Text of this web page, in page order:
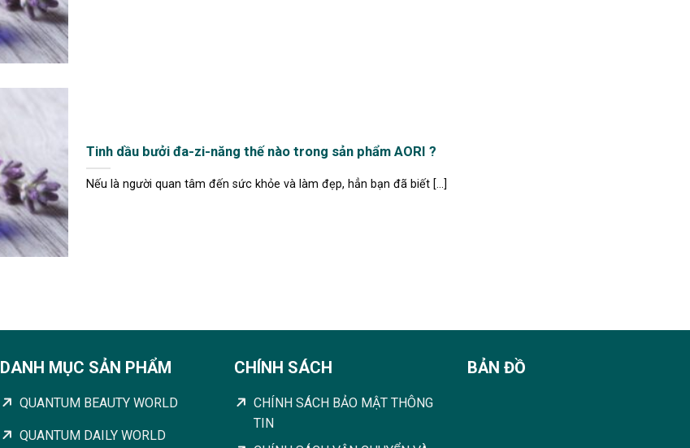
Tinh dầu bưởi đa-zi-năng thế nào trong sản phẩm AORI ?
Nếu là người quan tâm đến sức khỏe và làm đẹp, hẳn bạn đã biết [...]
DANH MỤC SẢN PHẨM
QUANTUM BEAUTY WORLD
QUANTUM DAILY WORLD
CHÍNH SÁCH
CHÍNH SÁCH BẢO MẬT THÔNG
TIN
BẢN ĐỒ